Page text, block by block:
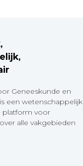
Geneeskunde en
een wetenschappelijk
platform voor
alle vakgebieden